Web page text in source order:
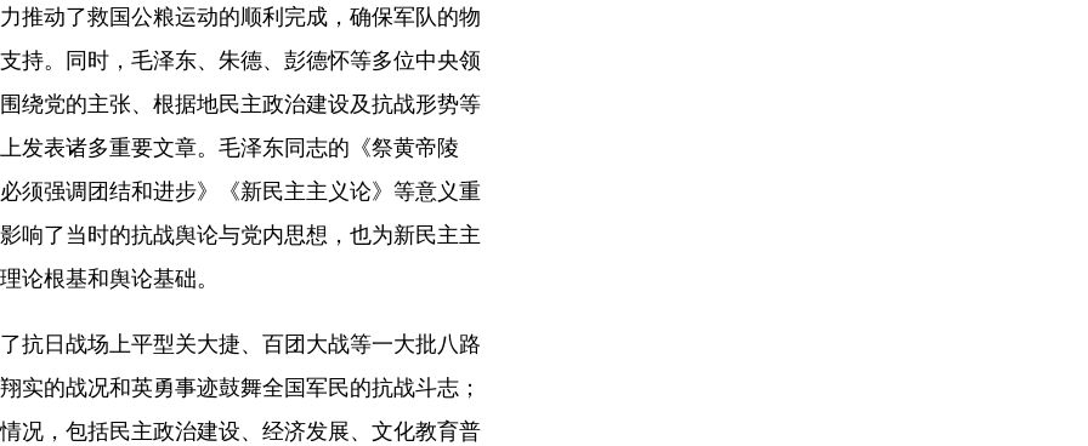
推动了救国公粮运动的顺利完成，确保军队的物
持。同时，毛泽东、朱德、彭德怀等多位中央领
绕党的主张、根据地民主政治建设及抗战形势等
发表诸多重要文章。毛泽东同志的《祭黄帝陵
须强调团结和进步》《新民主主义论》等意义重
响了当时的抗战舆论与党内思想，也为新民主主
论根基和舆论基础。
抗日战场上平型关大捷、百团大战等一大批八路
实的战况和英勇事迹鼓舞全国军民的抗战斗志；
况，包括民主政治建设、经济发展、文化教育普